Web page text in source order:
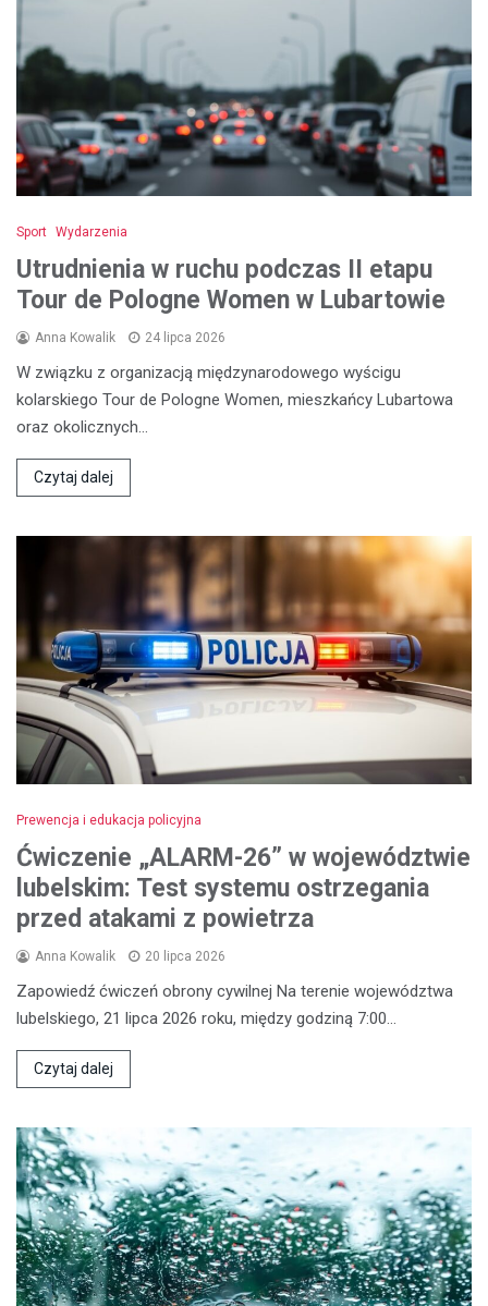
Sport Wydarzenia
Utrudnienia w ruchu podczas II etapu
Tour de Pologne Women w Lubartowie
Anna Kowalik 24 lipca 2026
W związku z organizacją międzynarodowego wyścigu
kolarskiego Tour de Pologne Women, mieszkańcy Lubartowa
oraz okolicznych…
Czytaj dalej
Prewencja i edukacja policyjna
Ćwiczenie „ALARM-26” w województwie
lubelskim: Test systemu ostrzegania
przed atakami z powietrza
Anna Kowalik 20 lipca 2026
Zapowiedź ćwiczeń obrony cywilnej Na terenie województwa
lubelskiego, 21 lipca 2026 roku, między godziną 7:00…
Czytaj dalej